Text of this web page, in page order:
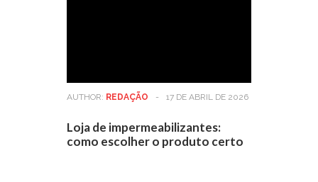
AUTHOR: REDAÇÃO - 17 DE ABRIL DE 2026
Loja de impermeabilizantes:
como escolher o produto certo